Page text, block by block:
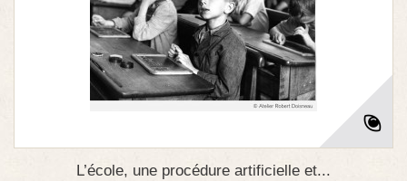
L’école, une procédure artificielle et...